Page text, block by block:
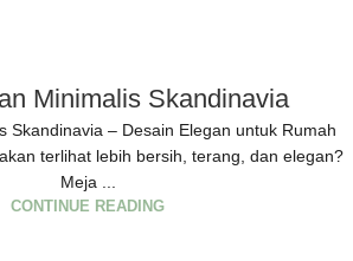
Minimalis Skandinavia
Skandinavia – Desain Elegan untuk Rumah
terlihat lebih bersih, terang, dan elegan?
Meja ...
CONTINUE READING